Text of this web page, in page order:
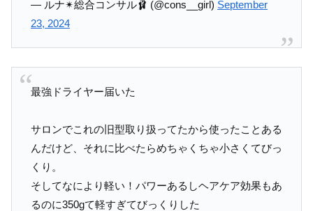
— ルナ✴︎総合コンサル🩰 (@cons__girl) September
23, 2024
最強ドライヤー届いた
サロンでこれの旧型取り扱ってたから使ったことある
んだけど、それに比べたらめちゃくちゃ小さくてびっ
くり。
そしてなにより軽い！パワーあるしヘアケア効果もあ
るのに350gて軽すぎてびっくりした